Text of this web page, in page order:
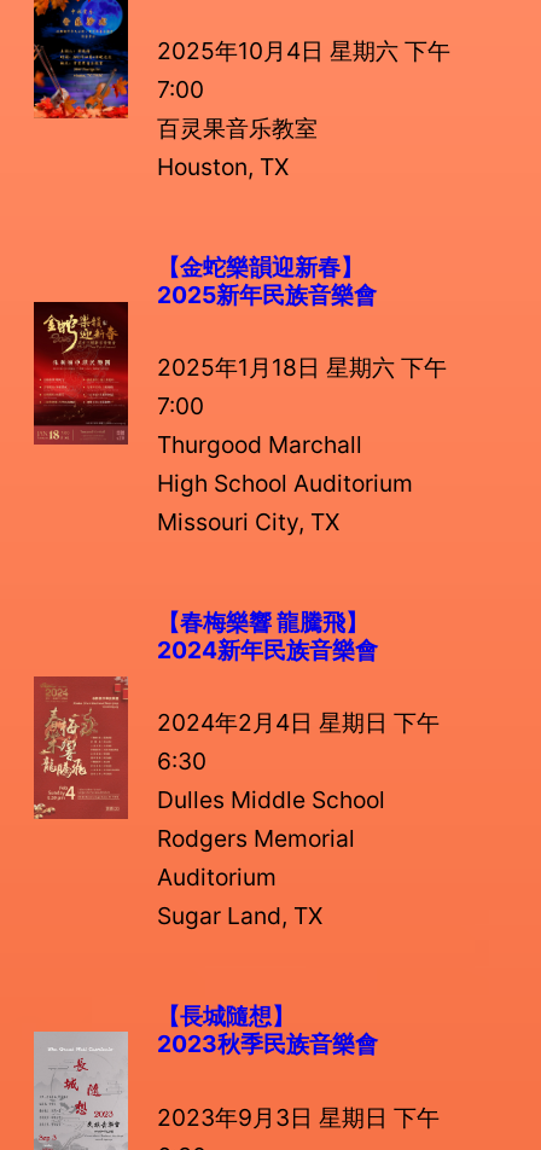
2025年10月4日 星期六 下午
7:00
百灵果音乐教室
Houston, TX
【金蛇樂韻迎新春】
2025新年民族音樂會
2025年1月18日 星期六 下午
7:00
Thurgood Marchall
High School Auditorium
Missouri City, TX
【春梅樂響 龍騰飛】
2024新年民族音樂會
2024年2月4日 星期日 下午
6:30
Dulles Middle School
Rodgers Memorial
Auditorium
Sugar Land, TX
【長城隨想】
2023秋季民族音樂會
2023年9月3日 星期日 下午